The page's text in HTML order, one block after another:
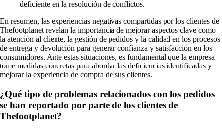
deficiente en la resolución de conflictos.
En resumen, las experiencias negativas compartidas por los clientes de
Thefootplanet revelan la importancia de mejorar aspectos clave como
la atención al cliente, la gestión de pedidos y la calidad en los procesos
de entrega y devolución para generar confianza y satisfacción en los
consumidores. Ante estas situaciones, es fundamental que la empresa
tome medidas concretas para abordar las deficiencias identificadas y
mejorar la experiencia de compra de sus clientes.
¿Qué tipo de problemas relacionados con los pedidos
se han reportado por parte de los clientes de
Thefootplanet?